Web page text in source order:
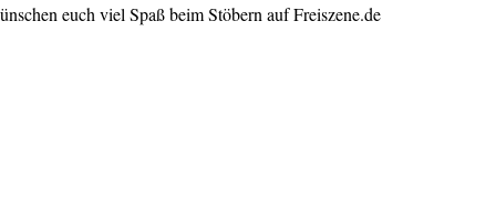
euch viel Spaß beim Stöbern auf Freiszene.de